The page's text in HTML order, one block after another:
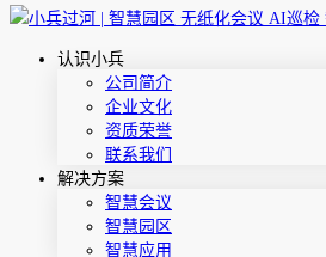
认识小兵
公司简介
企业文化
资质荣誉
联系我们
解决方案
智慧会议
智慧园区
智慧应用